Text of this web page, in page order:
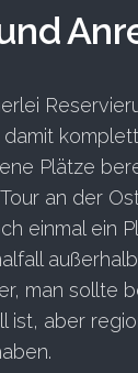
Plätze
an der
einmal ein
man sollte
ist, aber